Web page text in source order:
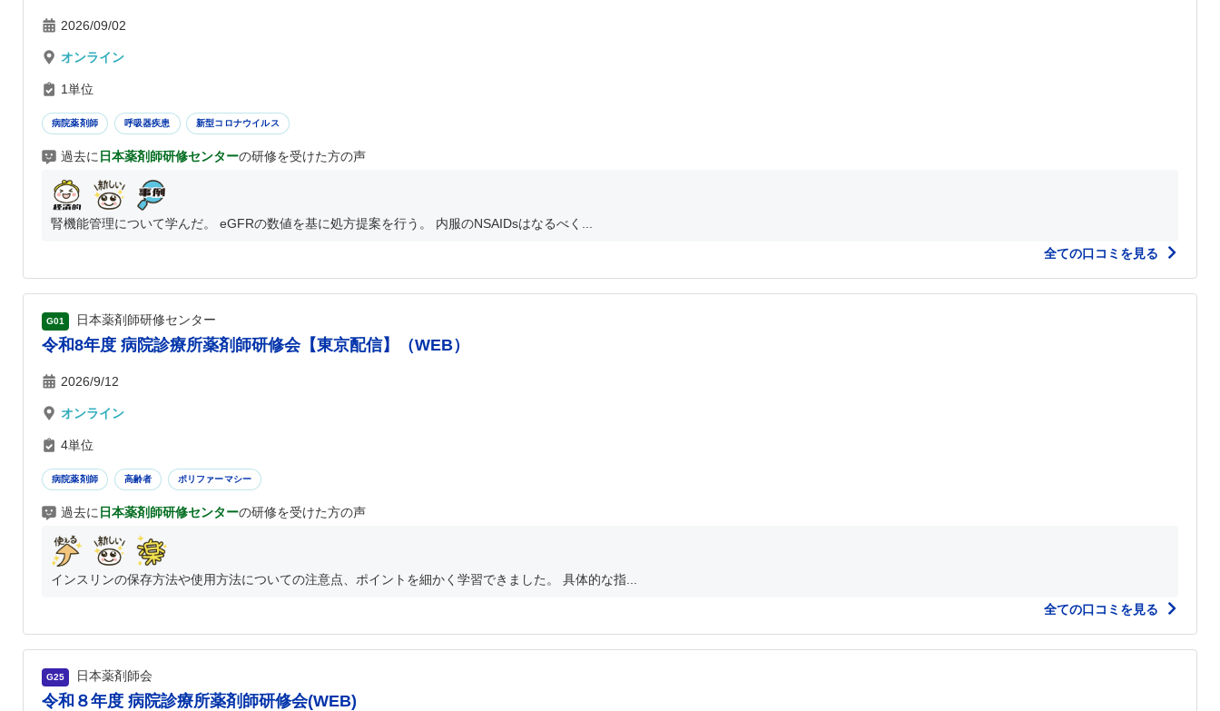
2026/09/02
オンライン
1単位
病院薬剤師 呼吸器疾患 新型コロナウイルス
過去に 日本薬剤師研修センターの研修を受けた方の声
腎機能管理について学んだ。 eGFRの数値を基に処方提案を行う。 内服のNSAIDsはなるべく...
全ての口コミを見る
G01 日本薬剤師研修センター
令和8年度 病院診療所薬剤師研修会【東京配信】（WEB）
2026/9/12
オンライン
4単位
病院薬剤師 高齢者 ポリファーマシー
過去に 日本薬剤師研修センターの研修を受けた方の声
インスリンの保存方法や使用方法についての注意点、ポイントを細かく学習できました。 具体的な指...
全ての口コミを見る
G25 日本薬剤師会
令和８年度 病院診療所薬剤師研修会(WEB)